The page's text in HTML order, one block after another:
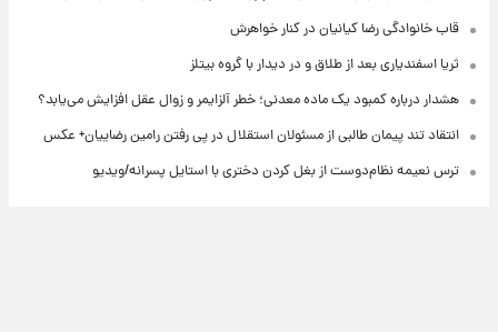
قاب خانوادگی رضا کیانیان در کنار خواهرش
ثریا اسفندیاری بعد از طلاق و در دیدار با گروه بیتلز
هشدار درباره کمبود یک ماده معدنی؛ خطر آلزایمر و زوال عقل افزایش می‌یابد؟
انتقاد تند پیمان طالبی از مسئولان استقلال در پی رفتن رامین رضاییان+ عکس
ترس نعیمه نظام‌دوست از بغل کردن دختری با استایل پسرانه/ویدیو